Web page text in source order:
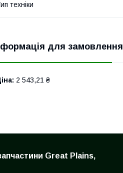
техніки
для замовлення
2 543,21 ₴
Great Plains,